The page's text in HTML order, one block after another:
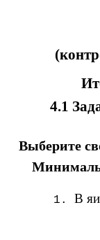
4.1
Выберите
В